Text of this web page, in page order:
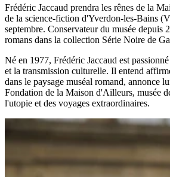
Frédéric Jaccaud prendra les rênes de la
de la science-fiction d'Yverdon-les-Bains
septembre. Conservateur du musée depuis
romans dans la collection Série Noire de
Né en 1977, Frédéric Jaccaud est
et la transmission culturelle. Il entend
dans le paysage muséal romand, annonce
Fondation de la Maison d'Ailleurs, musée
l'utopie et des voyages extraordinaires.